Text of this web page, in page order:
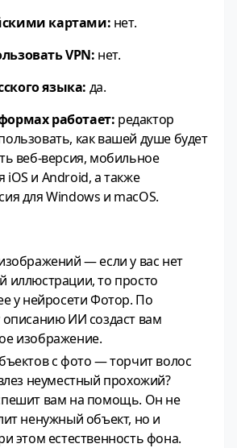
картами: нет.
VPN: нет.
языка: да.
работает: редактор
как вашей душе будет
веб-версия, мобильное
iOS и Android, а также
для Windows и macOS.
— если у вас нет
иллюстрации, то просто
у нейросети Фотор. По
описанию ИИ создаст вам
изображение.
с фото — торчит волос
неуместный прохожий?
вам на помощь. Он не
ненужный объект, но и
этом естественность фона.